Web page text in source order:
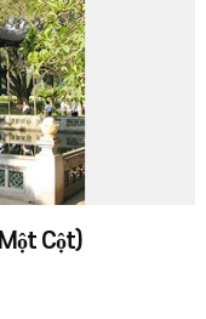
Một Cột)